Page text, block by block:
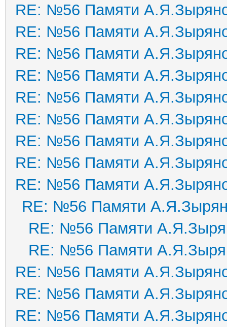
RE: №56 Памяти
RE: №56 Памяти
RE: №56 Памяти
RE: №56 Памяти
RE: №56 Памяти
RE: №56 Памяти
RE: №56 Памяти
RE: №56 Памяти
RE: №56 Памяти
RE: №56 Памяти
RE: №56 Памяти
RE: №56 Памяти
RE: №56 Памяти
RE: №56 Памяти
RE: №56 Памяти